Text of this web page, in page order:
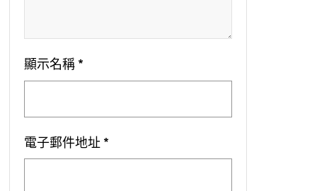
顯示名稱 *
電子郵件地址 *